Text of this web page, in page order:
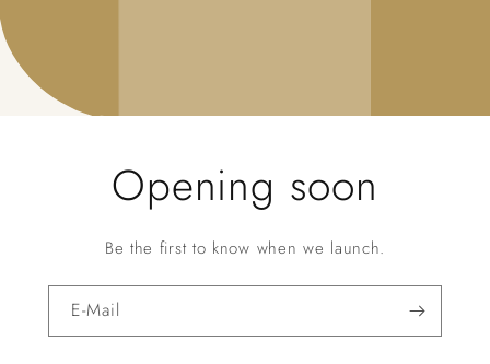
Opening soon
Be the first to know when we launch.
E-Mail